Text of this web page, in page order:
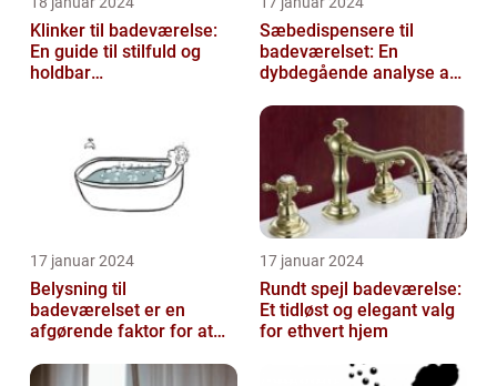
Klinker til badeværelse:
En guide til stilfuld og
holdbar
Sæbedispensere til
badeværelset: En
dybdegående analyse af
dit hjem
17 januar 2024
Belysning til
badeværelset er en
afgørende faktor for at
funktionalitet i rummet...
17 januar 2024
Rundt spejl badeværelse:
Et tidløst og elegant valg
for ethvert hjem